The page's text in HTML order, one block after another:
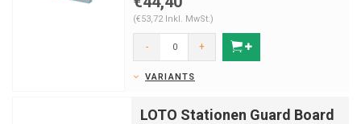
(€53,72 Inkl. MwSt.)
- +
VARIANTS
LOTO Stationen Guard Board